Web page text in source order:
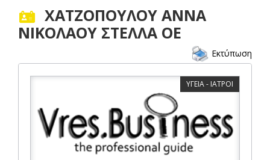
ΧΑΤΖΟΠΟΥΛΟΥ ΑΝΝΑ
ΝΙΚΟΛΑΟΥ ΣΤΕΛΛΑ ΟΕ
Εκτύπωση
ΥΓΕΙΑ - ΙΑΤΡΟΙ